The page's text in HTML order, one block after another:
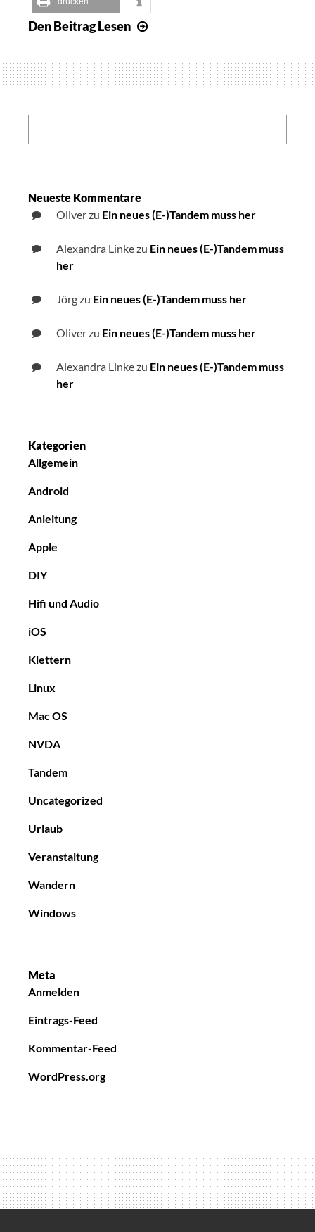
Den BeitragLesen
Juli
erschienen
als
Podcast
Neueste Kommentare
Oliverzu Ein neues (E-)Tandem muss her
Alexandra Linkezu Ein neues (E-)Tandem muss
her
Jörgzu Ein neues (E-)Tandem muss her
Oliverzu Ein neues (E-)Tandem muss her
Alexandra Linkezu Ein neues (E-)Tandem muss
her
Kategorien
Allgemein
Android
Anleitung
Apple
DIY
Hifi und Audio
iOS
Klettern
Linux
Mac OS
NVDA
Tandem
Uncategorized
Urlaub
Veranstaltung
Wandern
Windows
Meta
Anmelden
Eintrags-Feed
Kommentar-Feed
WordPress.org